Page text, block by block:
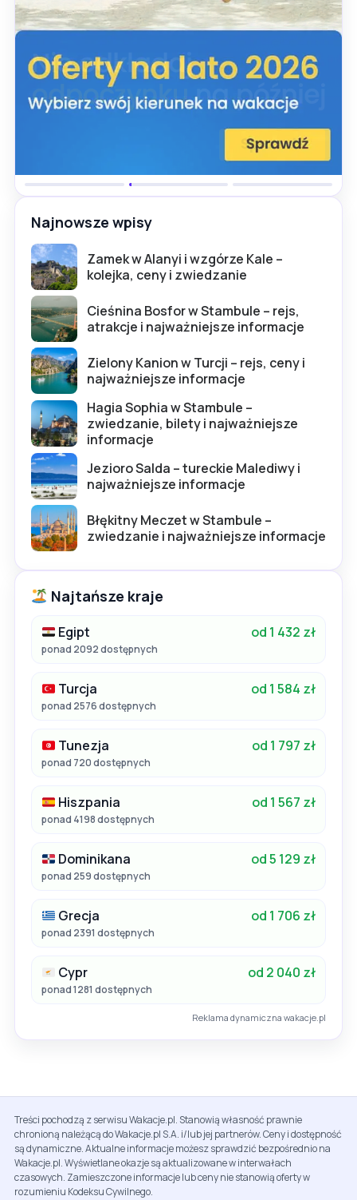
Najnowsze wpisy
Zamek w Alanyi i wzgórze Kale –
kolejka, ceny i zwiedzanie
Cieśnina Bosfor w Stambule – rejs,
atrakcje i najważniejsze informacje
Zielony Kanion w Turcji – rejs, ceny i
najważniejsze informacje
Hagia Sophia w Stambule –
zwiedzanie, bilety i najważniejsze
informacje
Jezioro Salda – tureckie Malediwy i
najważniejsze informacje
Błękitny Meczet w Stambule –
zwiedzanie i najważniejsze informacje
Najtańsze kraje
Egipt od 1 432 zł
ponad 2092 dostępnych
Turcja od 1 584 zł
ponad 2576 dostępnych
Tunezja od 1 797 zł
ponad 720 dostępnych
Hiszpania od 1 567 zł
ponad 4198 dostępnych
Dominikana od 5 129 zł
ponad 259 dostępnych
Grecja od 1 706 zł
ponad 2391 dostępnych
Cypr od 2 040 zł
ponad 1281 dostępnych
Reklama dynamiczna wakacje.pl
Treści pochodzą z serwisu Wakacje.pl. Stanowią własność prawnie
chronioną należącą do Wakacje.pl S.A. i/lub jej partnerów. Ceny i dostępność
są dynamiczne. Aktualne informacje możesz sprawdzić bezpośrednio na
Wakacje.pl. Wyświetlane okazje są aktualizowane w interwałach
czasowych. Zamieszczone informacje lub ceny nie stanowią oferty w
rozumieniu Kodeksu Cywilnego.